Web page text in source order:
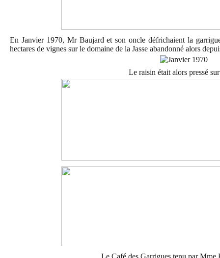
En Janvier 1970, Mr Baujard et son oncle défrichaient la
hectares de vignes sur le domaine de la Jasse abandonné alors
Le raisin était alors pressé
Le Café des Garrigues tenu par Mme